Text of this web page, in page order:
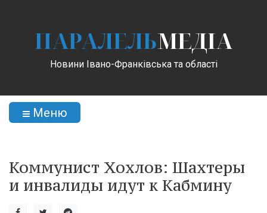
ПАРАЛЕЛЬМЕДІА
Новини Івано-Франківська та області
Меню
Коммунист Хохлов: Шахтеры
и инвалиды идут к Кабмину